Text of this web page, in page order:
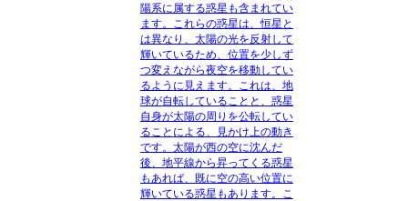
陽系に属する惑星も含まれてい
ます。これらの惑星は、恒星と
は異なり、太陽の光を反射して
輝いているため、位置を少しず
つ変えながら夜空を移動してい
るように見えます。これは、地
球が自転していることと、惑星
自身が太陽の周りを公転してい
ることによる、見かけ上の動き
です。太陽が西の空に沈んだ
後、地平線から昇ってくる惑星
もあれば、既に空の高い位置に
輝いている惑星もあります。こ